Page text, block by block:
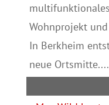
Wohnprojekt
In Berkheim
neue Ortsmitte....